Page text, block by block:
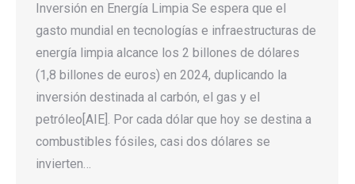
Inversión en Energía Limpia Se espera que el
gasto mundial en tecnologías e infraestructuras de
energía limpia alcance los 2 billones de dólares
(1,8 billones de euros) en 2024, duplicando la
inversión destinada al carbón, el gas y el
petróleo[AIE]. Por cada dólar que hoy se destina a
combustibles fósiles, casi dos dólares se
invierten…